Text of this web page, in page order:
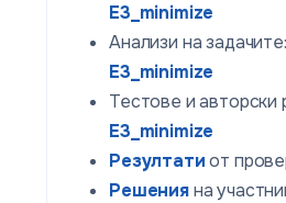
E3_minimize
Анализи на задачите:
E3_minimize
Тестове и авторски
E3_minimize
Резултатиот
Решенияна